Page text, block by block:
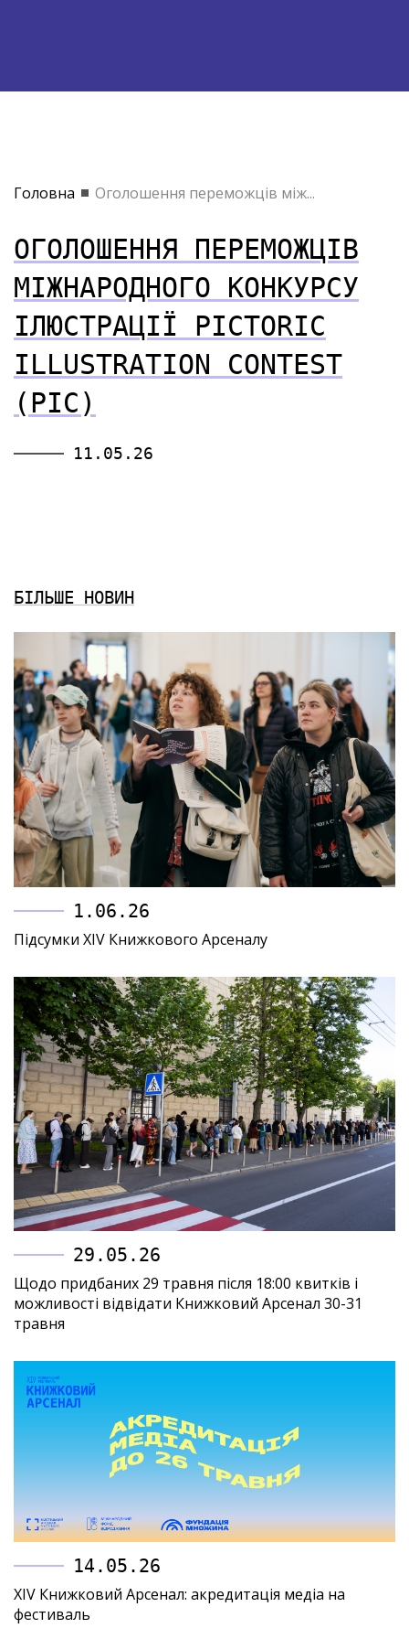
Головна Оголошення переможців між...
ОГОЛОШЕННЯ ПЕРЕМОЖЦІВ
МІЖНАРОДНОГО КОНКУРСУ
ІЛЮСТРАЦІЇ PICTORIC
ILLUSTRATION CONTEST
(PIC)
11.05.26
БІЛЬШЕ НОВИН
1.06.26
Підсумки XIV Книжкового Арсеналу
29.05.26
Щодо придбаних 29 травня після 18:00 квитків і
можливості відвідати Книжковий Арсенал 30-31
травня
14.05.26
XIV Книжковий Арсенал: акредитація медіа на
фестиваль